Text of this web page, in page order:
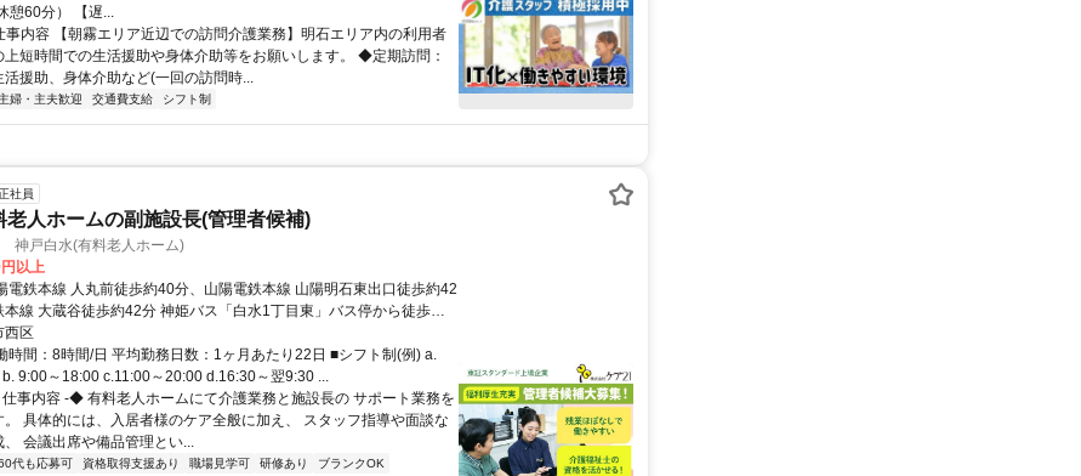
憩60分） 【遅...
事内容 【朝霧エリア近辺での訪問介護業務】明石エリア内の利用者
上短時間での生活援助や身体介助等をお願いします。 ◆定期訪問：
活援助、身体介助など(一回の訪問時...
主婦・主夫歓迎 交通費支給 シフト制
社員
老人ホームの副施設長(管理者候補)
神戸白水(有料老人ホーム)
以上
電鉄本線 人丸前徒歩約40分、山陽電鉄本線 山陽明石東出口徒歩約42
線 大蔵谷徒歩約42分 神姫バス「白水1丁目東」バス停から徒歩約3
西区
時間：8時間/日 平均勤務日数：1ヶ月あたり22日 ■シフト制(例) a.
9:00～18:00 c.11:00～20:00 d.16:30～翌9:30 ...
事内容 -◆ 有料老人ホームにて介護業務と施設長の サポート業務を
。 具体的には、入居者様のケア全般に加え、 スタッフ指導や面談な
、 会議出席や備品管理とい...
代も応募可 資格取得支援あり 職場見学可 研修あり
ブランクOK